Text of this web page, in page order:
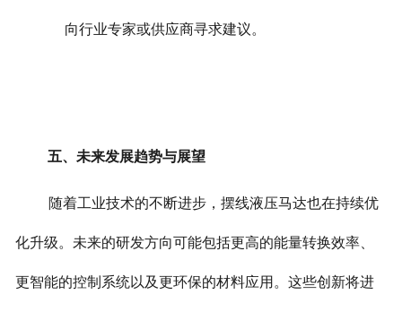
向行业专家或供应商寻求建议。
五、未来发展趋势与展望
随着工业技术的不断进步，摆线液压马达也在持续优
化升级。未来的研发方向可能包括更高的能量转换效率、
更智能的控制系统以及更环保的材料应用。这些创新将进